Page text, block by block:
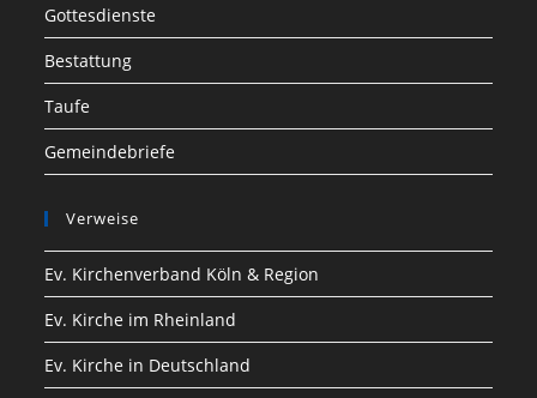
Gottesdienste
Bestattung
Taufe
Gemeindebriefe
Verweise
Ev. Kirchenverband Köln & Region
Ev. Kirche im Rheinland
Ev. Kirche in Deutschland